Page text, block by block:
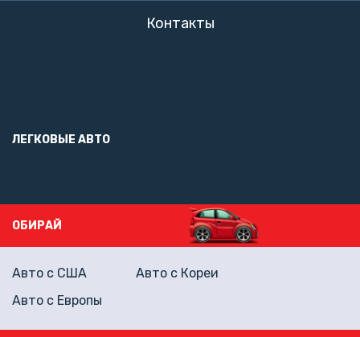
Контакты
ЛЕГКОВЫЕ АВТО
ОБИРАЙ
Авто с США
Авто с Кореи
Авто с Европы